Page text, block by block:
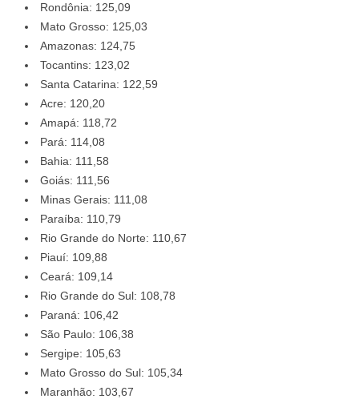
Rondônia: 125,09
Mato Grosso: 125,03
Amazonas: 124,75
Tocantins: 123,02
Santa Catarina: 122,59
Acre: 120,20
Amapá: 118,72
Pará: 114,08
Bahia: 111,58
Goiás: 111,56
Minas Gerais: 111,08
Paraíba: 110,79
Rio Grande do Norte: 110,67
Piauí: 109,88
Ceará: 109,14
Rio Grande do Sul: 108,78
Paraná: 106,42
São Paulo: 106,38
Sergipe: 105,63
Mato Grosso do Sul: 105,34
Maranhão: 103,67